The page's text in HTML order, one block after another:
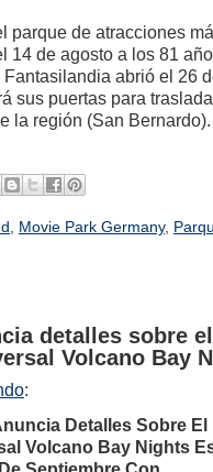
parque de atracciones
14 de agosto a los 81
Fantasilandia abrió el 26
sus puertas para
la región (San Bernardo).
Movie Park Germany,
detalles sobre
Volcano Bay
:
Detalles Sobre El
Volcano Bay Nights